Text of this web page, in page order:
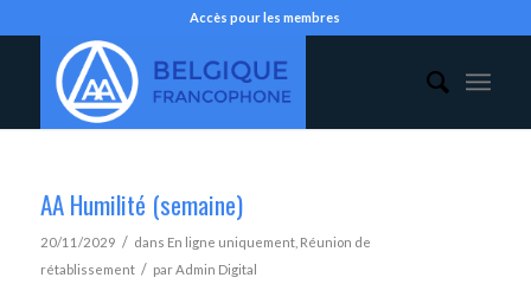
Accès pour les membres
AA Humilité (semaine)
20/11/2029 / dans En ligne uniquement, Réunion de
rétablissement / parAdmin Digital